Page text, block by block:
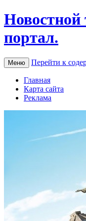
Новостной
портал.
Меню Перейти к
Главная
Карта сайта
Реклама